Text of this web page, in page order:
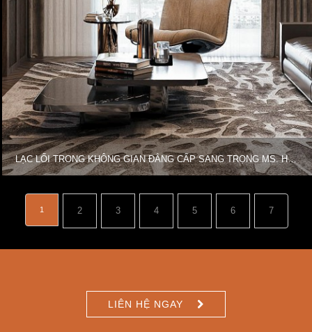
LẠC LỐI TRONG KHÔNG GIAN ĐẲNG CẤP SANG TRỌNG MS. HƯƠNG LAN (ROYAL CITY)
1 2 3 4 5 6 7
LIÊN HỆ NGAY